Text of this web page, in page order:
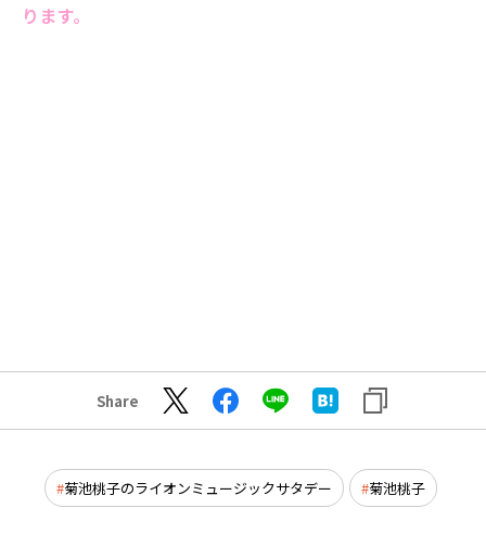
ります。
Share
菊池桃子のライオンミュージックサタデー 菊池桃子